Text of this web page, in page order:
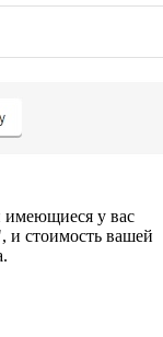
имеющиеся у вас
и стоимость вашей